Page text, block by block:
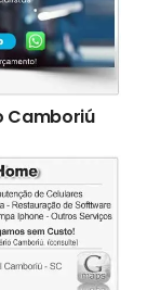
Camboriú